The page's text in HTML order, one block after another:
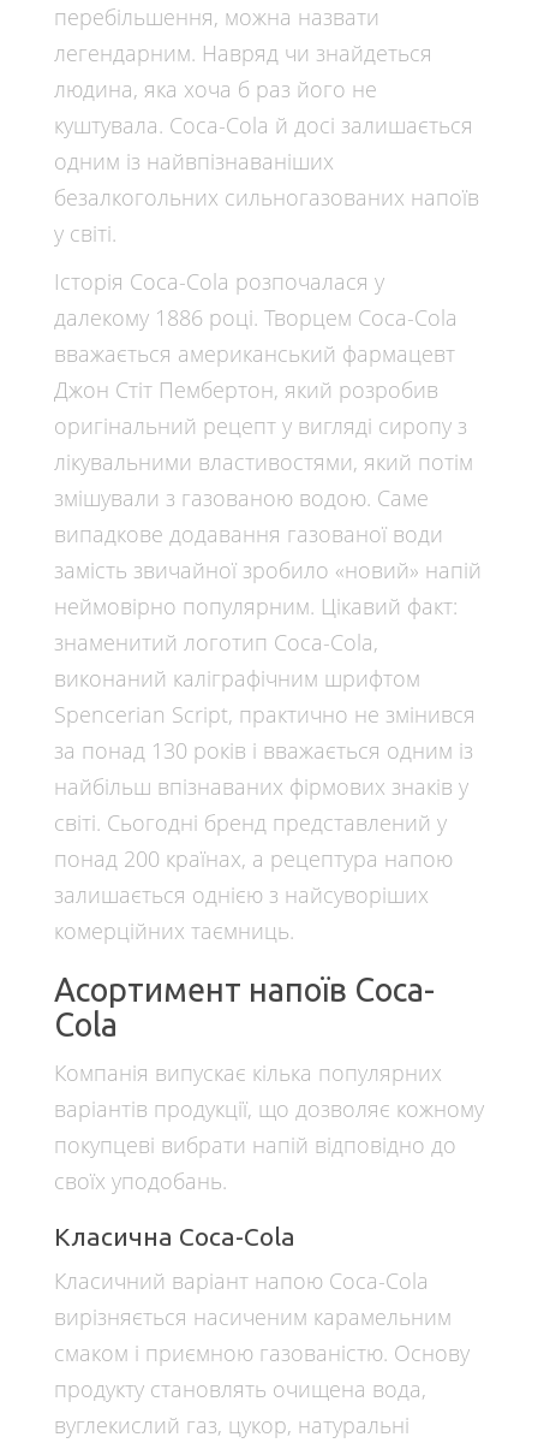
перебільшення, можна назвати
легендарним. Навряд чи знайдеться
людина, яка хоча б раз його не
куштувала. Coca-Cola й досі залишається
одним із найвпізнаваніших
безалкогольних сильногазованих напоїв
у світі.
Історія Coca-Cola розпочалася у
далекому 1886 році. Творцем Coca-Cola
вважається американський фармацевт
Джон Стіт Пембертон, який розробив
оригінальний рецепт у вигляді сиропу з
лікувальними властивостями, який потім
змішували з газованою водою. Саме
випадкове додавання газованої води
замість звичайної зробило «новий» напій
неймовірно популярним. Цікавий факт:
знаменитий логотип Coca-Cola,
виконаний каліграфічним шрифтом
Spencerian Script, практично не змінився
за понад 130 років і вважається одним із
найбільш впізнаваних фірмових знаків у
світі. Сьогодні бренд представлений у
понад 200 країнах, а рецептура напою
залишається однією з найсуворіших
комерційних таємниць.
Асортимент напоїв Coca-
Cola
Компанія випускає кілька популярних
варіантів продукції, що дозволяє кожному
покупцеві вибрати напій відповідно до
своїх уподобань.
Класична Coca-Cola
Класичний варіант напою Coca-Cola
вирізняється насиченим карамельним
смаком і приємною газованістю. Основу
продукту становлять очищена вода,
вуглекислий газ, цукор, натуральні